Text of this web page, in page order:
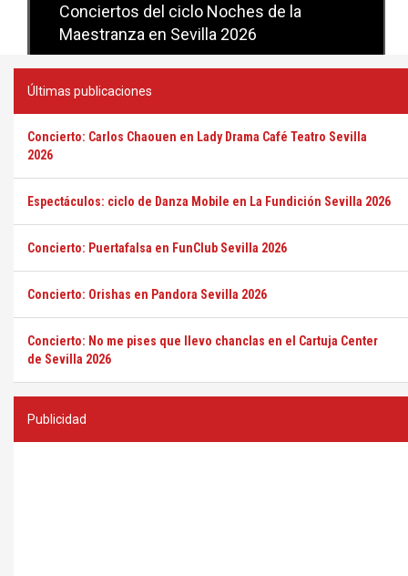
Conciertos del ciclo Noches de la
Maestranza en Sevilla 2026
Conciertos del ciclo Candlelight en
Sevilla
Últimas publicaciones
Concierto: Carlos Chaouen en Lady Drama Café Teatro Sevilla
2026
Espectáculos: ciclo de Danza Mobile en La Fundición Sevilla 2026
Concierto: Puertafalsa en FunClub Sevilla 2026
Concierto: Orishas en Pandora Sevilla 2026
Concierto: No me pises que llevo chanclas en el Cartuja Center
de Sevilla 2026
Publicidad